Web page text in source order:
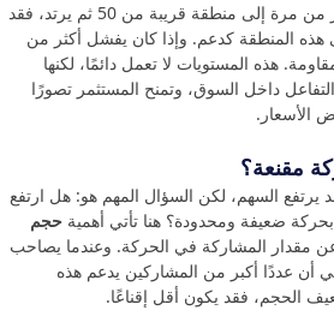
مثلًا، إذا كان سهم ما يهبط أكثر من مرة إلى منطقة قريبة من 50 ثم يرتد، فقد
هذه المنطقة كدعم. وإذا كان يفشل أكثر من
فقد تُعتبر مقاومة. هذه المستويات لا تعمل دائمًا، لكنها
داخل السوق، وتمنح المستثمر تصورًا
الأسعار.
مقنعة؟
يرتفع السهم، لكن السؤال المهم هو: هل ارتفع
ضعيفة ومحدودة؟ هنا تأتي أهمية حجم
مقدار المشاركة في الحركة. وعندما يصاحب
أن عددًا أكبر من المشاركين يدعم هذه
الحجم، فقد يكون أقل إقناعًا.